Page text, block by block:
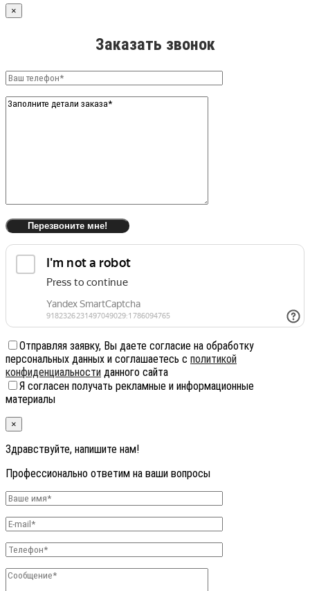
×
Заказать звонок
Отправляя заявку, Вы даете согласие на обработку
персональных данных и соглашаетесь с политикой
конфиденциальности данного сайта
Я согласен получать рекламные и информационные
материалы
×
Здравствуйте, напишите нам!
Профессионально ответим на ваши вопросы